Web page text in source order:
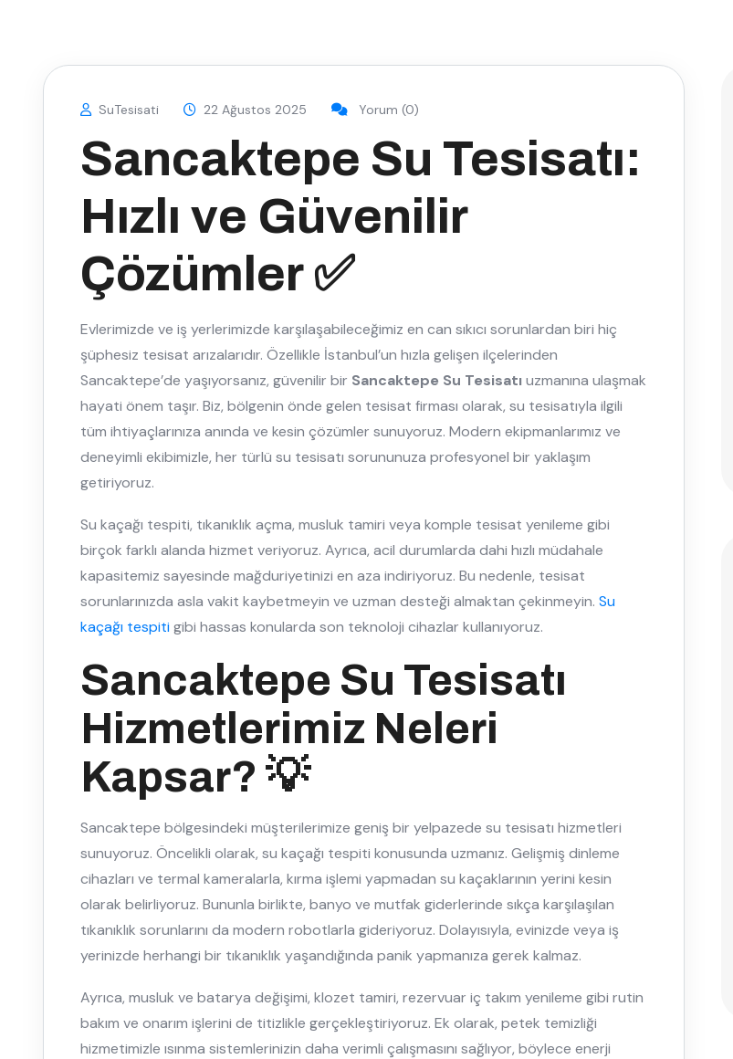
SuTesisati 22 Ağustos 2025 Yorum (0)
Sancaktepe Su Tesisatı:
Hızlı ve Güvenilir
Çözümler ✅
Evlerimizde ve iş yerlerimizde karşılaşabileceğimiz en can sıkıcı sorunlardan biri hiç
şüphesiz tesisat arızalarıdır. Özellikle İstanbul’un hızla gelişen ilçelerinden
Sancaktepe’de yaşıyorsanız, güvenilir bir Sancaktepe Su Tesisatıuzmanına ulaşmak
hayati önem taşır. Biz, bölgenin önde gelen tesisat firması olarak, su tesisatıyla ilgili
tüm ihtiyaçlarınıza anında ve kesin çözümler sunuyoruz. Modern ekipmanlarımız ve
deneyimli ekibimizle, her türlü su tesisatı sorununuza profesyonel bir yaklaşım
getiriyoruz.
Su kaçağı tespiti, tıkanıklık açma, musluk tamiri veya komple tesisat yenileme gibi
birçok farklı alanda hizmet veriyoruz. Ayrıca, acil durumlarda dahi hızlı müdahale
kapasitemiz sayesinde mağduriyetinizi en aza indiriyoruz. Bu nedenle, tesisat
sorunlarınızda asla vakit kaybetmeyin ve uzman desteği almaktan çekinmeyin. Su
kaçağı tespitigibi hassas konularda son teknoloji cihazlar kullanıyoruz.
Sancaktepe Su Tesisatı
Hizmetlerimiz Neleri
Kapsar? 💡
Sancaktepe bölgesindeki müşterilerimize geniş bir yelpazede su tesisatı hizmetleri
sunuyoruz. Öncelikli olarak, su kaçağı tespiti konusunda uzmanız. Gelişmiş dinleme
cihazları ve termal kameralarla, kırma işlemi yapmadan su kaçaklarının yerini kesin
olarak belirliyoruz. Bununla birlikte, banyo ve mutfak giderlerinde sıkça karşılaşılan
tıkanıklık sorunlarını da modern robotlarla gideriyoruz. Dolayısıyla, evinizde veya iş
yerinizde herhangi bir tıkanıklık yaşandığında panik yapmanıza gerek kalmaz.
Ayrıca, musluk ve batarya değişimi, klozet tamiri, rezervuar iç takım yenileme gibi rutin
bakım ve onarım işlerini de titizlikle gerçekleştiriyoruz. Ek olarak, petek temizliği
hizmetimizle ısınma sistemlerinizin daha verimli çalışmasını sağlıyor, böylece enerji